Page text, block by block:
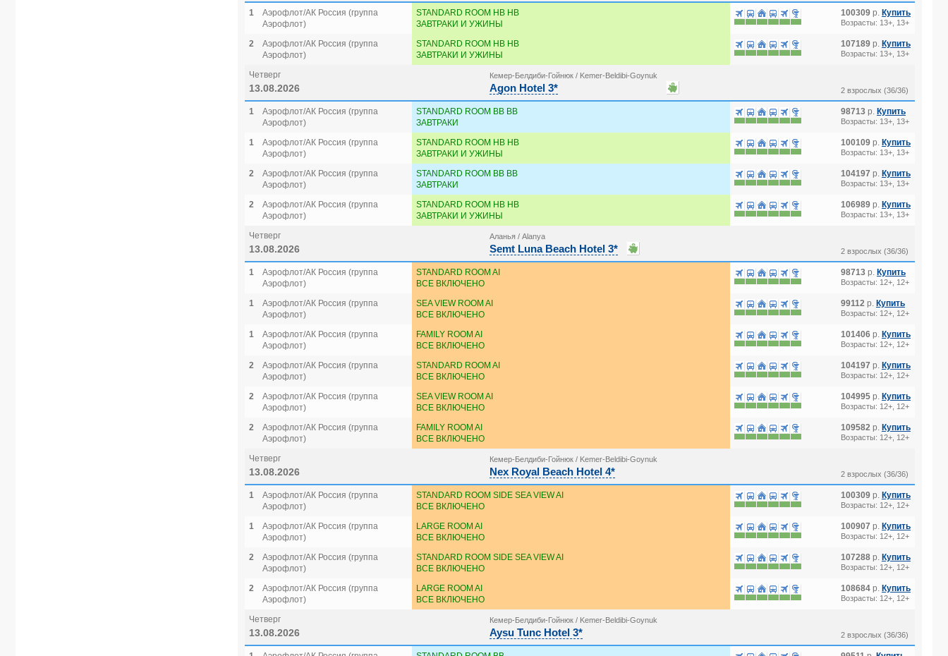
1
Аэрофлот/АК Россия (группа
Аэрофлот)
STANDARD ROOM HB HB
ЗАВТРАКИ И УЖИНЫ
100309 р. Купить
Возрасты: 13+, 13+
2
Аэрофлот/АК Россия (группа
Аэрофлот)
STANDARD ROOM HB HB
ЗАВТРАКИ И УЖИНЫ
107189 р. Купить
Возрасты: 13+, 13+
Четверг
13.08.2026
Кемер-Белдиби-Гойнюк / Kemer-Beldibi-Goynuk
Agon Hotel 3* 2 взрослых (36/36)
1
Аэрофлот/АК Россия (группа
Аэрофлот)
STANDARD ROOM BB BB
ЗАВТРАКИ
98713 р. Купить
Возрасты: 13+, 13+
1
Аэрофлот/АК Россия (группа
Аэрофлот)
STANDARD ROOM HB HB
ЗАВТРАКИ И УЖИНЫ
100109 р. Купить
Возрасты: 13+, 13+
2
Аэрофлот/АК Россия (группа
Аэрофлот)
STANDARD ROOM BB BB
ЗАВТРАКИ
104197 р. Купить
Возрасты: 13+, 13+
2
Аэрофлот/АК Россия (группа
Аэрофлот)
STANDARD ROOM HB HB
ЗАВТРАКИ И УЖИНЫ
106989 р. Купить
Возрасты: 13+, 13+
Четверг
13.08.2026
Аланья / Alanya
Semt Luna Beach Hotel 3* 2 взрослых (36/36)
1
Аэрофлот/АК Россия (группа
Аэрофлот)
STANDARD ROOM AI
ВСЕ ВКЛЮЧЕНО
98713 р. Купить
Возрасты: 12+, 12+
1
Аэрофлот/АК Россия (группа
Аэрофлот)
SEA VIEW ROOM AI
ВСЕ ВКЛЮЧЕНО
99112 р. Купить
Возрасты: 12+, 12+
1
Аэрофлот/АК Россия (группа
Аэрофлот)
FAMILY ROOM AI
ВСЕ ВКЛЮЧЕНО
101406 р. Купить
Возрасты: 12+, 12+
2
Аэрофлот/АК Россия (группа
Аэрофлот)
STANDARD ROOM AI
ВСЕ ВКЛЮЧЕНО
104197 р. Купить
Возрасты: 12+, 12+
2
Аэрофлот/АК Россия (группа
Аэрофлот)
SEA VIEW ROOM AI
ВСЕ ВКЛЮЧЕНО
104995 р. Купить
Возрасты: 12+, 12+
2
Аэрофлот/АК Россия (группа
Аэрофлот)
FAMILY ROOM AI
ВСЕ ВКЛЮЧЕНО
109582 р. Купить
Возрасты: 12+, 12+
Четверг
13.08.2026
Кемер-Белдиби-Гойнюк / Kemer-Beldibi-Goynuk
Nex Royal Beach Hotel 4* 2 взрослых (36/36)
1
Аэрофлот/АК Россия (группа
Аэрофлот)
STANDARD ROOM SIDE SEA VIEW AI
ВСЕ ВКЛЮЧЕНО
100309 р. Купить
Возрасты: 12+, 12+
1
Аэрофлот/АК Россия (группа
Аэрофлот)
LARGE ROOM AI
ВСЕ ВКЛЮЧЕНО
100907 р. Купить
Возрасты: 12+, 12+
2
Аэрофлот/АК Россия (группа
Аэрофлот)
STANDARD ROOM SIDE SEA VIEW AI
ВСЕ ВКЛЮЧЕНО
107288 р. Купить
Возрасты: 12+, 12+
2
Аэрофлот/АК Россия (группа
Аэрофлот)
LARGE ROOM AI
ВСЕ ВКЛЮЧЕНО
108684 р. Купить
Возрасты: 12+, 12+
Четверг
13.08.2026
Кемер-Белдиби-Гойнюк / Kemer-Beldibi-Goynuk
Aysu Tunc Hotel 3* 2 взрослых (36/36)